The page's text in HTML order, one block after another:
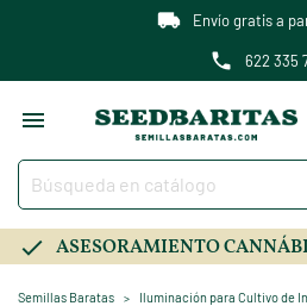
Envío gratis a
622 335

ASESORAMIENTO
Semillas Baratas Iluminación para Cultivo de